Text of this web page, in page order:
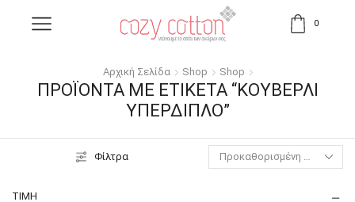
0
Αρχική Σελίδα Shop Shop
ΠΡΟΪΌΝΤΑ ΜΕ ΕΤΙΚΈΤΑ “ΚΟΥΒΕΡΛΊ
ΥΠΈΡΔΙΠΛΟ”
Φίλτρα
ΤΙΜΉ